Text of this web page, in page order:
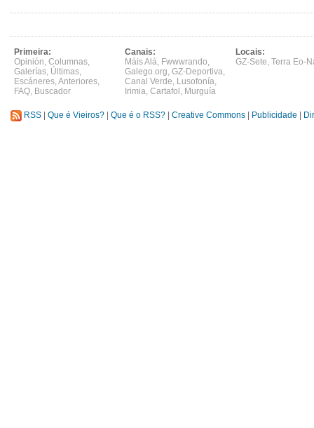
Primeira:
Opinión, Columnas,
Galerías, Últimas,
Escáneres,Anteriores,
FAQ, Buscador
Canais:
Máis Alá, Fwwwrando,
Galego.org, GZ-Deportiva,
Canal Verde, Lusofonía,
Irimia, Cartafol , Murguía
Locais:
GZ-Sete, Terra Eo-
RSS Que é Vieiros? Que é o RSS? Creative Commons Publicidade